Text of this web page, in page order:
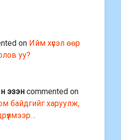
on Ийм хүсэл өөр
уу?
эзэн commented on
байдгийг харуулж,